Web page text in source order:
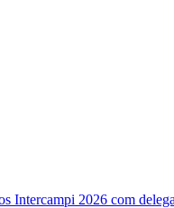
Intercampi 2026 com